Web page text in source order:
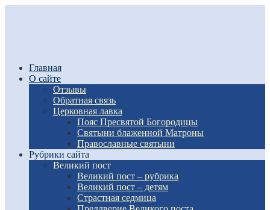
Главная
О сайте
Отзывы
Обратная связь
Церковная лавка
Пояс Пресвятой Богородицы
Святыни блаженной Матроны
Православные святыни
Рубрики сайта
Великий пост
Великий пост – рубрика
Великий пост – детям
Страстная седмица